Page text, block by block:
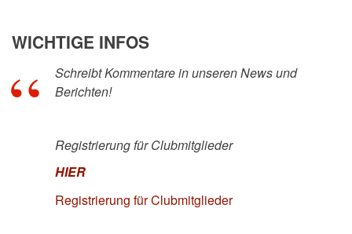
WICHTIGE INFOS
Schreibt Kommentare in unseren News und
Berichten!
Registrierung für Clubmitglieder
HIER
Registrierung für Clubmitglieder